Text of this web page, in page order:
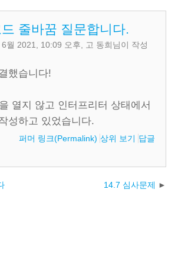
줄바꿈 질문합니다.
6월 2021, 10:09 오후 고 동희님이 작성
했습니다!
열지 않고 인터프리터 상태에서
성하고 있었습니다.
퍼머 링크(Permalink) 상위 보기 답글
14.7 심사문제